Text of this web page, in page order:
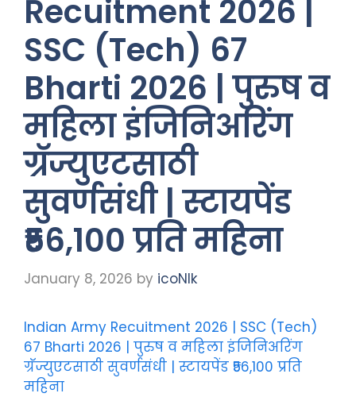
Recuitment 2026 |
SSC (Tech) 67
Bharti 2026 | पुरुष व
महिला इंजिनिअरिंग
ग्रॅज्युएटसाठी
सुवर्णसंधी | स्टायपेंड
₹56,100 प्रति महिना
January 8, 2026 by icoNIk
Indian Army Recuitment 2026 | SSC (Tech)
67 Bharti 2026 | पुरुष व महिला इंजिनिअरिंग
ग्रॅज्युएटसाठी सुवर्णसंधी | स्टायपेंड ₹56,100 प्रति
महिना